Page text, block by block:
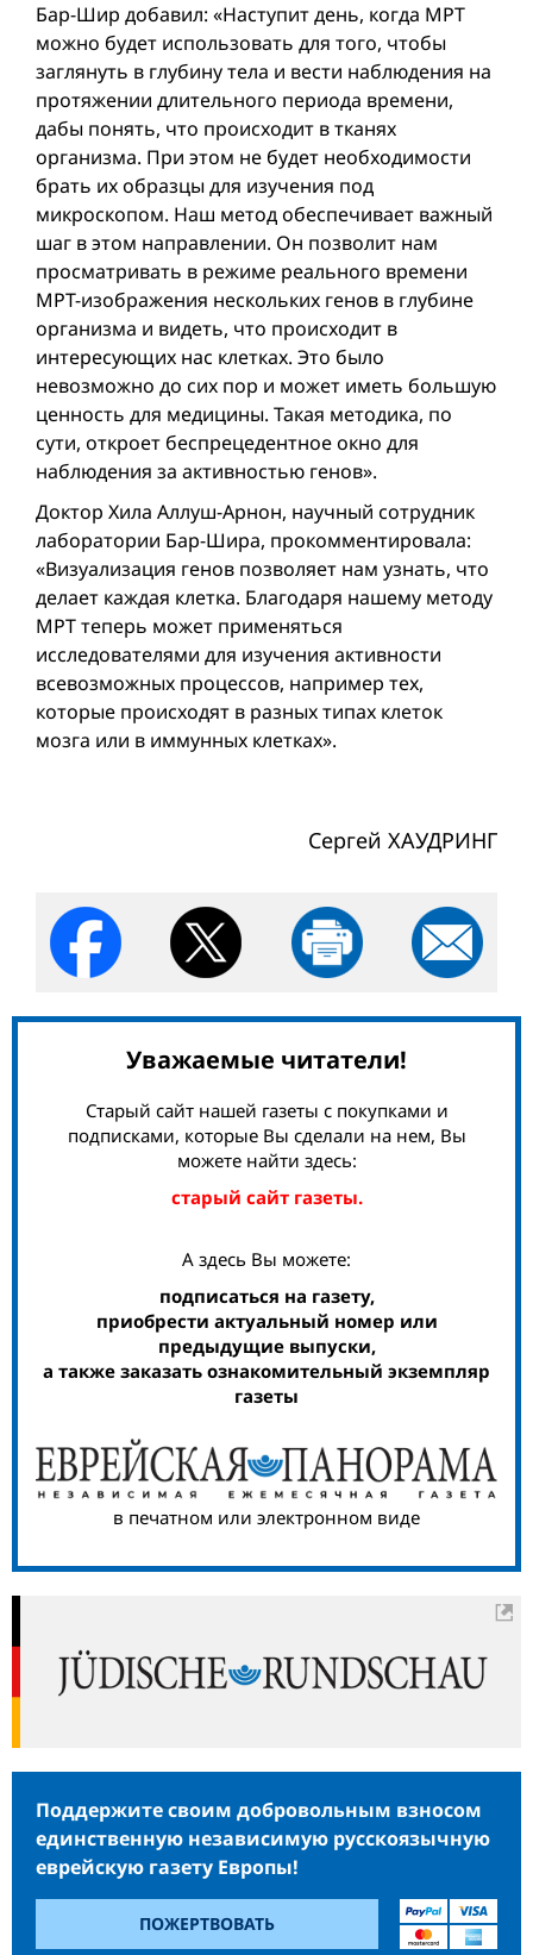
Бар-Шир добавил: «Наступит день, когда МРТ
можно будет использовать для того, чтобы
заглянуть в глубину тела и вести наблюдения на
протяжении длительного периода времени,
дабы понять, что происходит в тканях
организма. При этом не будет необходимости
брать их образцы для изучения под
микроскопом. Наш метод обеспечивает важный
шаг в этом направлении. Он позволит нам
просматривать в режиме реального времени
МРТ-изображения нескольких генов в глубине
организма и видеть, что происходит в
интересующих нас клетках. Это было
невозможно до сих пор и может иметь большую
ценность для медицины. Такая методика, по
сути, откроет беспрецедентное окно для
наблюдения за активностью генов».
Доктор Хила Аллуш-Арнон, научный сотрудник
лаборатории Бар-Шира, прокомментировала:
«Визуализация генов позволяет нам узнать, что
делает каждая клетка. Благодаря нашему методу
МРТ теперь может применяться
исследователями для изучения активности
всевозможных процессов, например тех,
которые происходят в разных типах клеток
мозга или в иммунных клетках».
Сергей ХАУДРИНГ
Уважаемые читатели!
Старый сайт нашей газеты с покупками и
подписками, которые Вы сделали на нем, Вы
можете найти здесь:
старый сайт газеты.
А здесь Вы можете:
подписаться на газету,
приобрести актуальный номер или
предыдущие выпуски,
а также заказать ознакомительный экземпляр
газеты
в печатном или электронном виде
Поддержите своим добровольным взносом
единственную независимую русскоязычную
еврейскую газету Европы!
ПОЖЕРТВОВАТЬ